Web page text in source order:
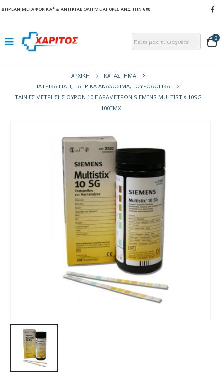
ΔΩΡΕΑΝ ΜΕΤΑΦΟΡΙΚΑ* & ΑΝΤΙΚΤΑΒΟΛΗ ΜΕ ΑΓΟΡΕΣ ΑΝΩ ΤΩΝ €80
0
ΑΡΧΙΚΉ
ΚΑΤΆΣΤΗΜΑ
ΙΑΤΡΙΚΑ ΕΙΔΗ, ΙΑΤΡΙΚΑ ΑΝΑΛΩΣΙΜΑ,
ΟΥΡΟΛΟΓΙΚΆ
ΤΑΙΝΊΕΣ ΜΈΤΡΗΣΗΣ ΟΎΡΩΝ 10 ΠΑΡΑΜΈΤΡΩΝ SIEMENS MULTISTIX 10SG –
100ΤΜΧ